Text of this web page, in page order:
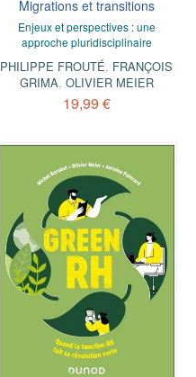
Migrations et transitions
Enjeux et perspectives : une
approche pluridisciplinaire
PHILIPPE FROUTÉ, FRANÇOIS
GRIMA, OLIVIER MEIER
19,99 €